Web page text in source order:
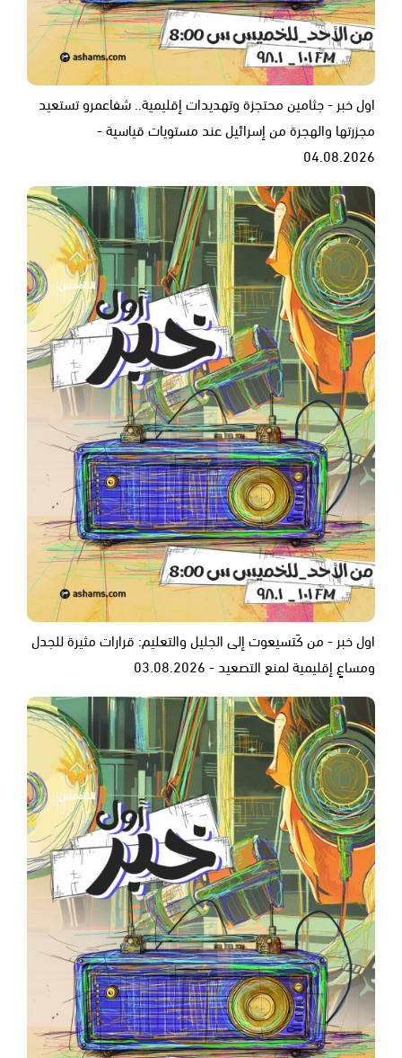
اول خبر - جثامين محتجزة وتهديدات إقليمية.. شفاعمرو تستعيد
مجزرتها والهجرة من إسرائيل عند مستويات قياسية -
04.08.2026
اول خبر - من كَتسيعوت إلى الجليل والتعليم: قرارات مثيرة للجدل
ومساعٍ إقليمية لمنع التصعيد - 03.08.2026